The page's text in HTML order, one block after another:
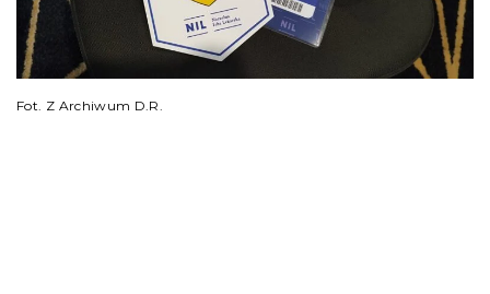
Fot. Z Archiwum D.R.